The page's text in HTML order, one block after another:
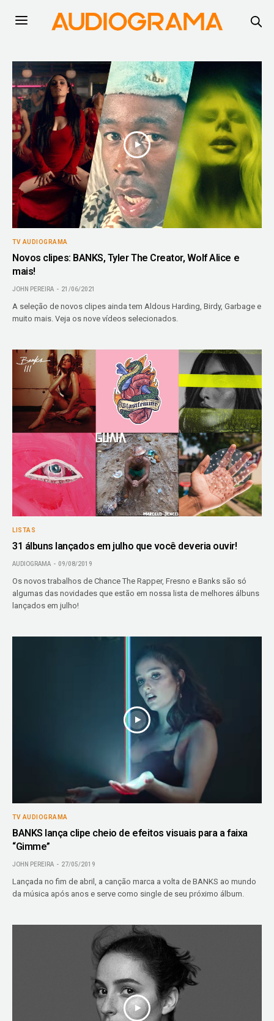
TV AUDIOGRAMA
Novos clipes: BANKS, Tyler The Creator, Wolf Alice e
mais!
JOHN PEREIRA 21/06/2021
A seleção de novos clipes ainda tem Aldous Harding, Birdy, Garbage e
muito mais. Veja os nove vídeos selecionados.
LISTAS
31 álbuns lançados em julho que você deveria ouvir!
AUDIOGRAMA 09/08/2019
Os novos trabalhos de Chance The Rapper, Fresno e Banks são só
algumas das novidades que estão em nossa lista de melhores álbuns
lançados em julho!
TV AUDIOGRAMA
BANKS lança clipe cheio de efeitos visuais para a faixa
“Gimme”
JOHN PEREIRA 27/05/2019
Lançada no fim de abril, a canção marca a volta de BANKS ao mundo
da música após anos e serve como single de seu próximo álbum.